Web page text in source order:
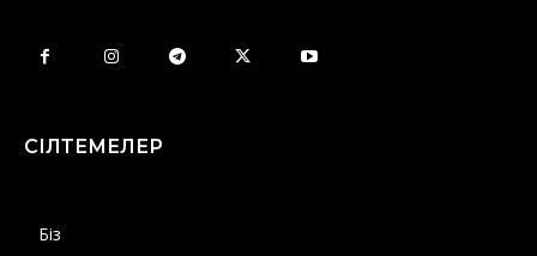
СІЛТЕМЕЛЕР
Біз